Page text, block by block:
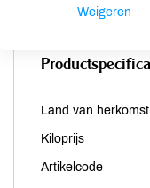
Land van herkomst
Kiloprijs
Artikelcode
Weigeren